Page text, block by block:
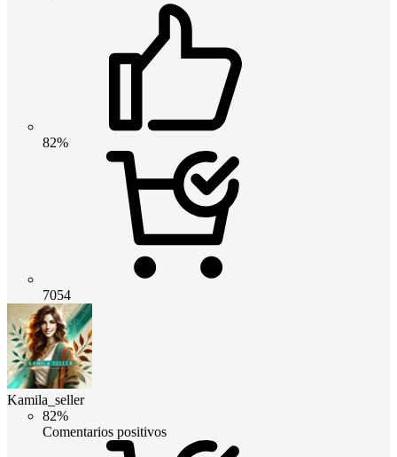
82%
7054
Kamila_seller
82%
Comentarios positivos